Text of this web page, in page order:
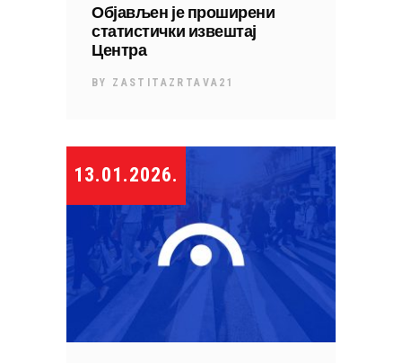
Објављен је проширени
статистички извештај
Центра
BY ZASTITAZRTAVA21
13.01.2026.